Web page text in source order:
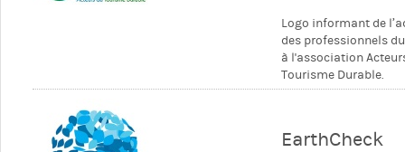
Logo informant de
des professionnels
à l'association
Tourisme Durable.
EarthCheck